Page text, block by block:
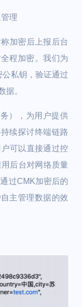
理
加密后上报后台
程加密。我们为
私钥，验证通过
据。
），为用户提供
续探讨终端链路
可以直接通过控
后台对网络质量
过CMK加密后的
主管理数据的效